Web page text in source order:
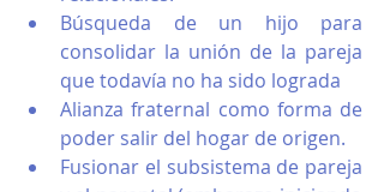
Búsqueda de un hijo para
consolidar la unión de la pareja
que todavía no ha sido lograda
Alianza fraternal como forma de
poder salir del hogar de origen.
Fusionar el subsistema de pareja